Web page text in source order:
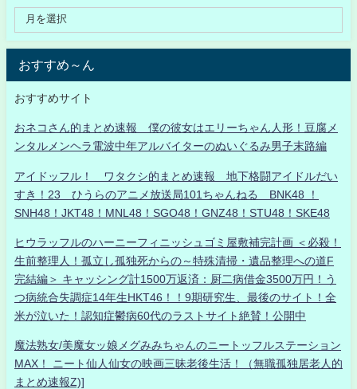
おすすめ～ん
おすすめサイト
おネコさん的まとめ速報 僕の彼女はエリーちゃん人形！豆腐メ
ンタルメンヘラ電波中年アルバイターのぬいぐるみ男子末路編
アイドッフル！ ワタクシ的まとめ速報 地下格闘アイドルだい
すき！23 ひうらのアニメ放送局101ちゃんねる BNK48 ！
SNH48！JKT48！MNL48！SGO48！GNZ48！STU48！SKE48
ヒウラッフルのハーニーフィニッシュゴミ屋敷補完計画 ＜必殺！
生前整理人！孤立し孤独死からの～特殊清掃・遺品整理への道F
完結編＞ キャッシング計1500万返済：厨二病借金3500万円！う
つ病統合失調症14年生HKT46！！9期研究生、最後のサイト！全
米が泣いた！認知症鬱病60代のラストサイト絶賛！公開中
魔法熟女/美魔女ッ娘メグみみちゃんのニートッフルステーション
MAX！ ニート仙人仙女の映画三昧老後生活！（無職孤独居老人的
まとめ速報Z)]